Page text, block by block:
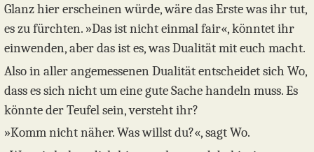
Glanz hier erscheinen würde, wäre das Erste was ihr tut,
es zu fürchten. »Das ist nicht einmal fair«, könntet ihr
einwenden, aber das ist es, was Dualität mit euch macht.
Also in aller angemessenen Dualität entscheidet sich Wo,
dass es sich nicht um eine gute Sache handeln muss. Es
könnte der Teufel sein, versteht ihr?
»Komm nicht näher. Was willst du?«, sagt Wo.